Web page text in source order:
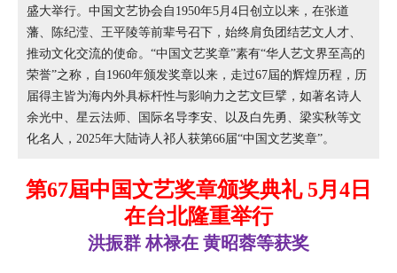
盛大举行。中国文艺协会自1950年5月4日创立以来，在张道
藩、陈纪滢、王平陵等前辈号召下，始终肩负团结艺文人才、
推动文化交流的使命。“中国文艺奖章”素有“华人艺文界至高的
荣誉”之称，自1960年颁发奖章以来，走过67屆的辉煌历程，历
届得主皆为海内外具标杆性与影响力之艺文巨擘，如著名诗人
余光中、星云法师、国际名导李安、以及白先勇、梁实秋等文
化名人，2025年大陆诗人祁人获第66届“中国文艺奖章”。
第67屆中国文艺奖章颁奖典礼 5月4日
在台北隆重举行
洪振群 林禄在 黄昭蓉等获奖